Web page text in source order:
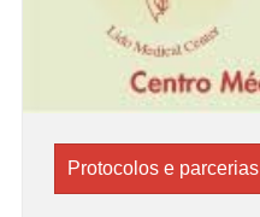
Protocolos e parcerias